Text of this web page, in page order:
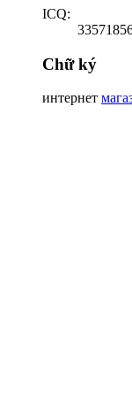
ICQ:
Chữ ký
интернет